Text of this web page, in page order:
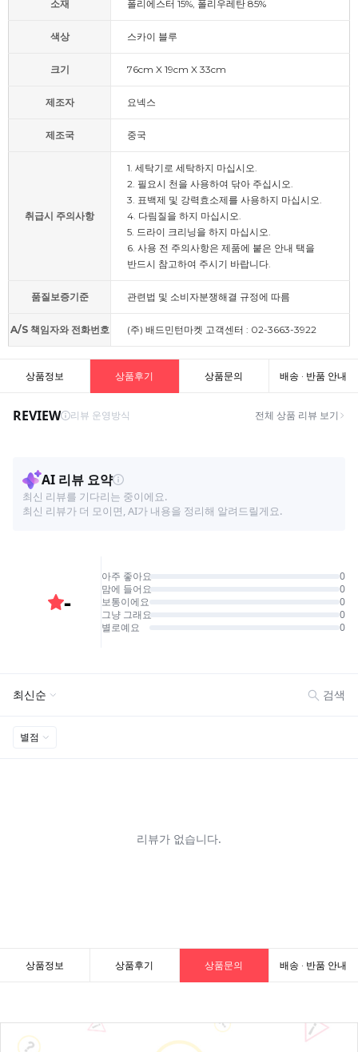
소재 폴리에스터 15%, 폴리우레탄 85%
색상 스카이 블루
크기 76cm X 19cm X 33cm
제조자 요넥스
제조국 중국
취급시 주의사항
1. 세탁기로 세탁하지 마십시오.
2. 필요시 천을 사용하여 닦아 주십시오.
3. 표백제 및 강력효소제를 사용하지 마십시오.
4. 다림질을 하지 마십시오.
5. 드라이 크리닝을 하지 마십시오.
6. 사용 전 주의사항은 제품에 붙은 안내 택을
반드시 참고하여 주시기 바랍니다.
품질보증기준 관련법 및 소비자분쟁해결 규정에 따름
A/S 책임자와 전화번호 (주) 배드민턴마켓 고객센터 : 02-3663-3922
상품정보 상품후기 상품문의 배송 · 반품 안내
상품정보 상품후기 상품문의 배송 · 반품 안내